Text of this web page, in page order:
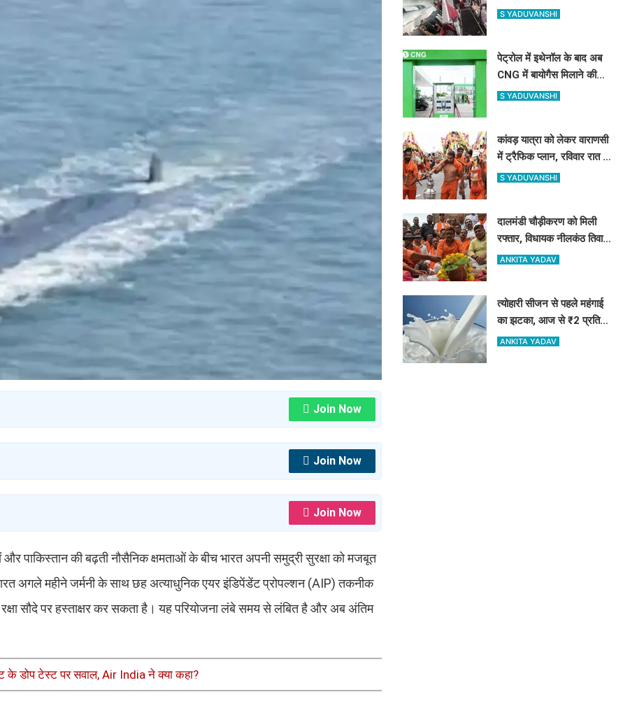
Join Now
Join Now
Join Now
पाकिस्तान की बढ़ती नौसैनिक क्षमताओं के बीच भारत अपनी समुद्री सुरक्षा को मजबूत
अगले महीने जर्मनी के साथ छह अत्याधुनिक एयर इंडिपेंडेंट प्रोपल्शन (AIP) तकनीक
सौदे पर हस्ताक्षर कर सकता है। यह परियोजना लंबे समय से लंबित है और अब अंतिम
डोप टेस्ट पर सवाल, Air India ने क्या कहा?
डोप टेस्ट पर सवाल, Air
S YADUVANSHI
पेट्रोल में इथेनॉल के बाद अब
CNG में बायोगैस मिलाने की
तैयारी, 23,731 करोड़ की
S YADUVANSHI
कांवड़ यात्रा को लेकर वाराणसी
में ट्रैफिक प्लान, रविवार रात से
बड़े वाहनों का प्रवेश बंद
S YADUVANSHI
दालमंडी चौड़ीकरण को मिली
रफ्तार, विधायक नीलकंठ तिवारी
ने किया भूमि पूजन, 3 महीने में
ANKITA YADAV
त्योहारी सीजन से पहले महंगाई
का झटका, आज से ₹2 प्रति
लीटर महंगा हुआ दूध
ANKITA YADAV